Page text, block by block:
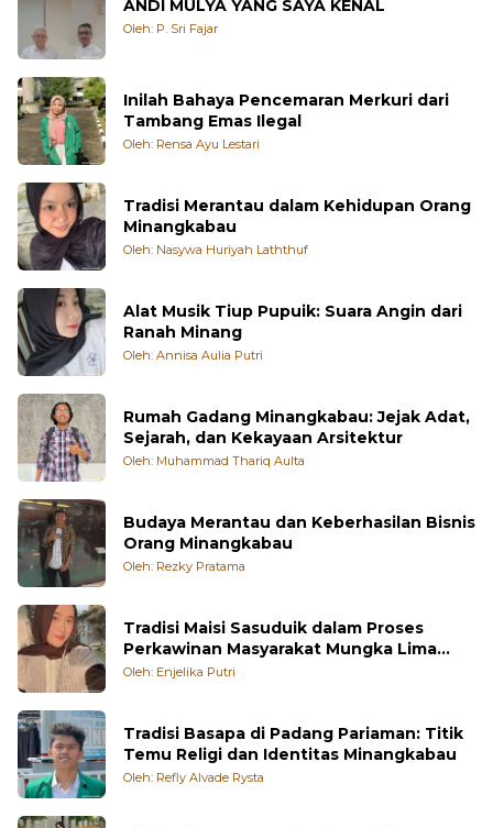
ANDI MULYA YANG SAYA KENAL
Oleh: P. Sri Fajar
Inilah Bahaya Pencemaran Merkuri dari
Tambang Emas Ilegal
Oleh: Rensa Ayu Lestari
Tradisi Merantau dalam Kehidupan Orang
Minangkabau
Oleh: Nasywa Huriyah Laththuf
Alat Musik Tiup Pupuik: Suara Angin dari
Ranah Minang
Oleh: Annisa Aulia Putri
Rumah Gadang Minangkabau: Jejak Adat,
Sejarah, dan Kekayaan Arsitektur
Oleh: Muhammad Thariq Aulta
Budaya Merantau dan Keberhasilan Bisnis
Orang Minangkabau
Oleh: Rezky Pratama
Tradisi Maisi Sasuduik dalam Proses
Perkawinan Masyarakat Mungka Lima
Puluh Kota
Oleh: Enjelika Putri
Tradisi Basapa di Padang Pariaman: Titik
Temu Religi dan Identitas Minangkabau
Oleh: Refly Alvade Rysta